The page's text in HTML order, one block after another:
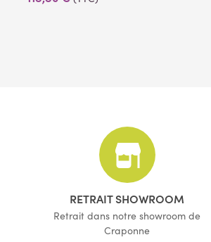
RETRAIT SHOWROOM
Retrait dans notre showroom de
Craponne